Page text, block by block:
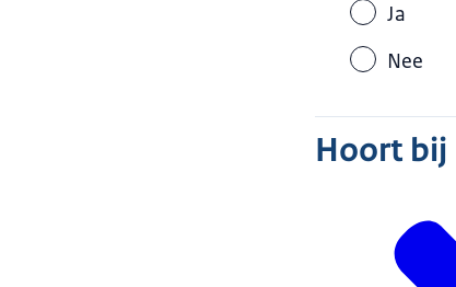
Ja
Nee
Hoort bij